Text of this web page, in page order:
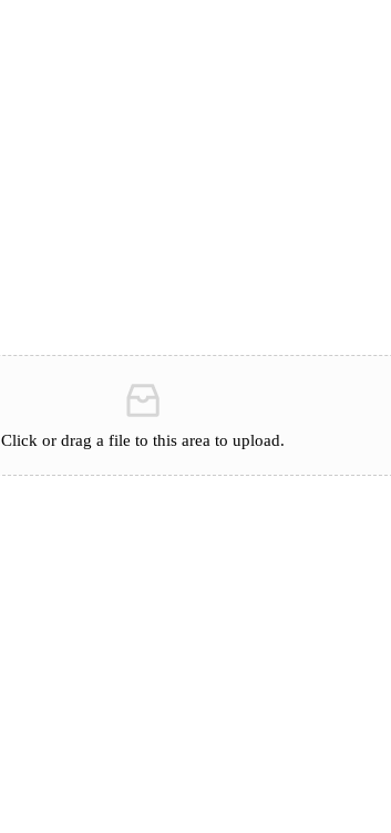
Click or drag a file to this area to upload.